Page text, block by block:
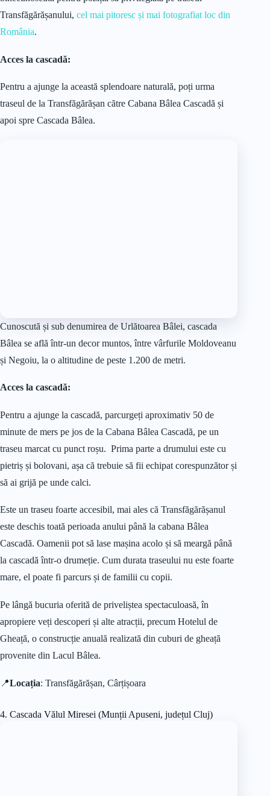
Transfăgărășanului, cel mai pitoresc și mai fotografiat loc din
România.
Acces la cascadă:
Pentru a ajunge la această splendoare naturală, poți urma
traseul de la Transfăgărășan către Cabana Bâlea Cascadă și
apoi spre Cascada Bâlea.
Cunoscută și sub denumirea de Urlătoarea Bâlei, cascada
Bâlea se află într-un decor muntos, între vârfurile Moldoveanu
și Negoiu, la o altitudine de peste 1.200 de metri.
Acces la cascadă:
Pentru a ajunge la cascadă, parcurgeți aproximativ 50 de
minute de mers pe jos de la Cabana Bâlea Cascadă, pe un
traseu marcat cu punct roșu. Prima parte a drumului este cu
pietriș și bolovani, așa că trebuie să fii echipat corespunzător și
să ai grijă pe unde calci.
Este un traseu foarte accesibil, mai ales că Transfăgărășanul
este deschis toată perioada anului până la cabana Bâlea
Cascadă. Oamenii pot să lase mașina acolo și să meargă până
la cascadă într-o drumeție. Cum durata traseului nu este foarte
mare, el poate fi parcurs și de familii cu copii.
Pe lângă bucuria oferită de priveliștea spectaculoasă, în
apropiere veți descoperi și alte atracții, precum Hotelul de
Gheață, o construcție anuală realizată din cuburi de gheață
provenite din Lacul Bâlea.
📍Locația: Transfăgărășan, Cârțișoara
4. Cascada Vălul Miresei (Munții Apuseni, județul Cluj)